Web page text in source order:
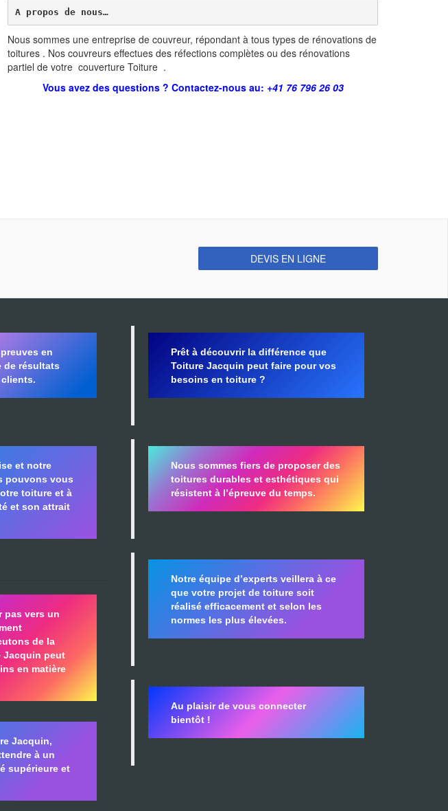
A propos de nous…
Nous sommes une entreprise de couvreur, répondant à tous types de rénovations de
toitures . Nos couvreurs effectues des réfections complètes ou des rénovations
partiel de votre couverture Toiture .
Vous avez des questions ? Contactez-nous au: +41 76 796 26 03
DEVIS EN LIGNE
en
de résultats
et notre
pouvons vous
toiture et à
et son attrait
pas vers un
de la
Jacquin peut
en matière
Jacquin,
à un
supérieure et
Prêt à découvrir la différence que
Toiture Jacquin peut faire pour vos
besoins en toiture ?
Nous sommes fiers de proposer des
toitures durables et esthétiques qui
résistent à l’épreuve du temps.
Notre équipe d’experts veillera à ce
que votre projet de toiture soit
réalisé efficacement et selon les
normes les plus élevées.
Au plaisir de vous connecter
bientôt !